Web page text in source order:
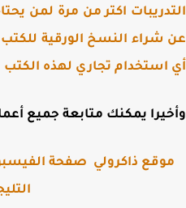
اكتر من مرة لمن
شراء النسخ الورقية للكتب
استخدام تجاري لهذه الكتب .
يمكنك متابعة جميع
ذاكرولي صفحة